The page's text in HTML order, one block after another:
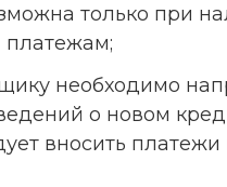
только при
платежам;
необходимо
о новом
вносить платежи